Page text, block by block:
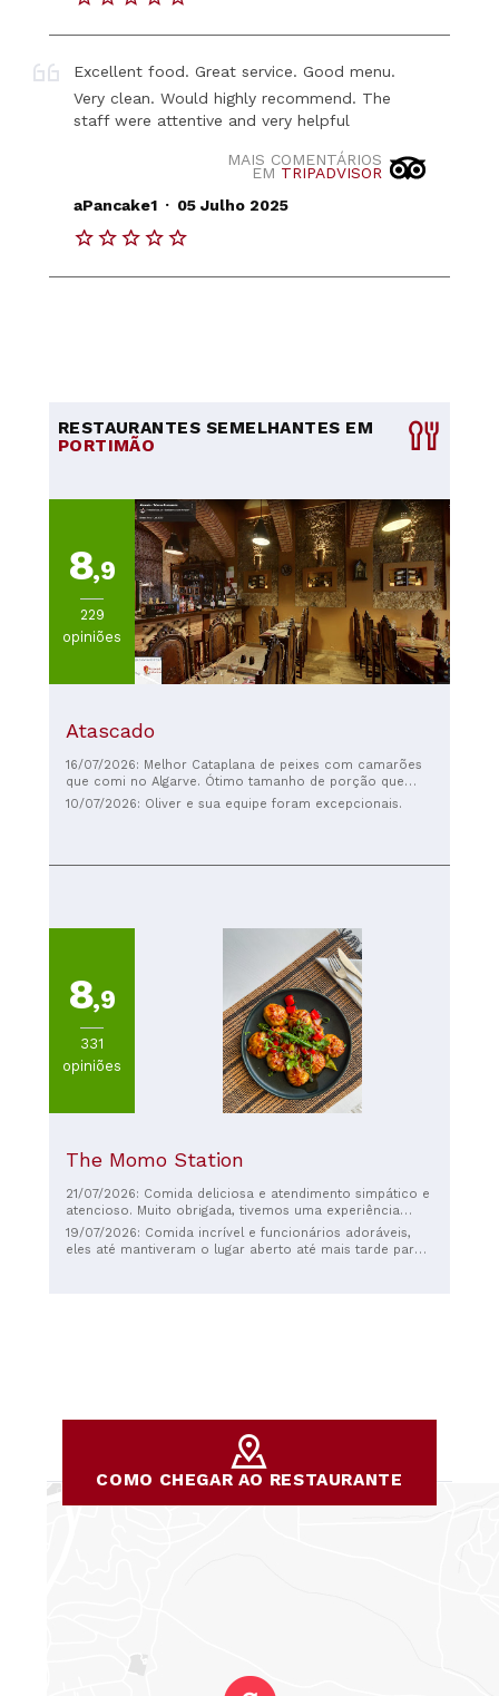
Excellent food. Great service. Good menu.
Very clean. Would highly recommend. The
staff were attentive and very helpful
MAIS COMENTÁRIOS
EM TRIPADVISOR
aPancake1 . 05 Julho 2025
RESTAURANTES SEMELHANTES EM
PORTIMÃO
8,9
229
opiniões
Atascado
16/07/2026: Melhor Cataplana de peixes com camarões
que comi no Algarve. Ótimo tamanho de porção que
serve bem duas pessoas com peixes cozidos no ponto
certo, camarões fresquinhos e um molho delicioso com
10/07/2026: Oliver e sua equipe foram excepcionais.
8,9
331
opiniões
The Momo Station
21/07/2026: Comida deliciosa e atendimento simpático e
atencioso. Muito obrigada, tivemos uma experiência
maravilhosa :)
19/07/2026: Comida incrível e funcionários adoráveis,
eles até mantiveram o lugar aberto até mais tarde para
COMO CHEGAR AO RESTAURANTE